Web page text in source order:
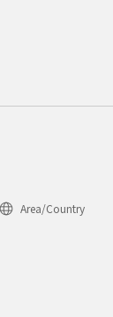
Area/Country